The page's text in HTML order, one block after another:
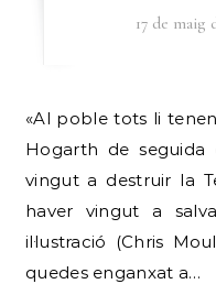
17 de maig
«Al poble tots li tenen por, però un nen que es diu
Hogarth de
vingut a destruir la
haver vingut a
il·lustració (Chris
quedes enganxat a…